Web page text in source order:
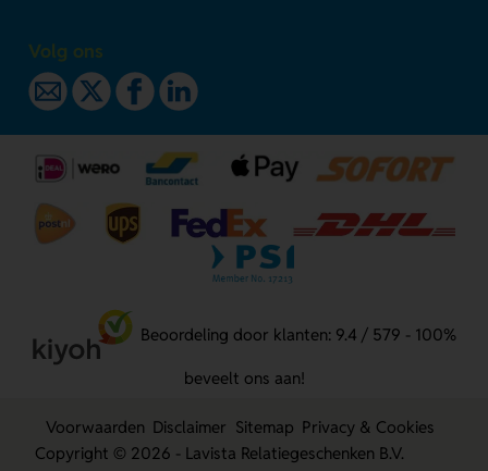
Volg ons
Beoordeling door klanten: 9.4 / 579 - 100%
beveelt ons aan!
Voorwaarden Disclaimer Sitemap Privacy & Cookies
Copyright © 2026 - Lavista Relatiegeschenken B.V.